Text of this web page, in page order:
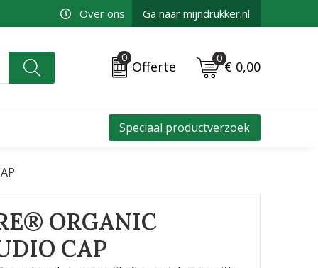
Over ons Ga naar mijndrukker.nl
0
Offerte
0
€ 0,00
Speciaal productverzoek
ORGANIC
CAP